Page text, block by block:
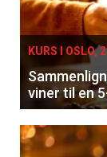
KURS I OSLO,
viner til en